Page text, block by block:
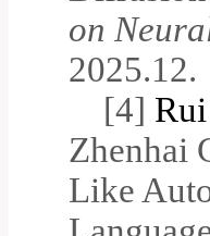
on
2025.12.
[4]
Zhenhai
Like